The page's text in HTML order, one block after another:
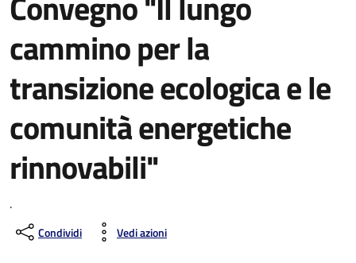
cammino per la
transizione ecologica e le
comunità energetiche
rinnovabili"
.
Condividi Vedi azioni